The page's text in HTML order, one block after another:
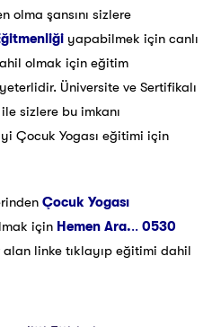
olma şansını sizlere
yapabilmek için canlı
olmak için eğitim
Üniversite ve Sertifikalı
sizlere bu imkanı
Çocuk Yogası eğitimi için
Çocuk Yogası
için Hemen Ara... 0530
linke tıklayıp eğitimi dahil